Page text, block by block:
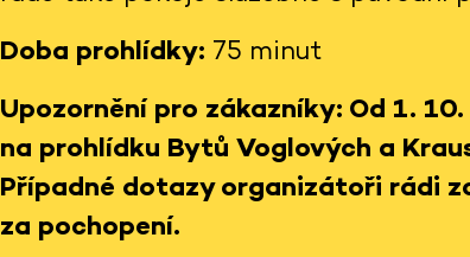
Doba prohlídky: 75 minut
Upozornění pro zákazníky: Od 1.
na prohlídku Bytů Voglových a
Případné dotazy organizátoři rádi
za pochopení.